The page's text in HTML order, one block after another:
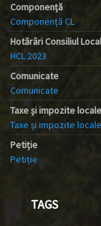
Componență
Componență CL
Hotărâri Consiliul
HCL 2023
Comunicate
Comunicate
Taxe și impozite locale
Taxe și impozite locale
Petiție
Petiție
TAGS